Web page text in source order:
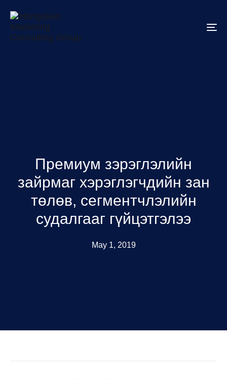
Премиум зэрэглэлийн
зайрмаг хэрэглэгчдийн зан
төлөв, сегментчлэлийн
судалгааг гүйцэтгэлээ
May 1, 2019